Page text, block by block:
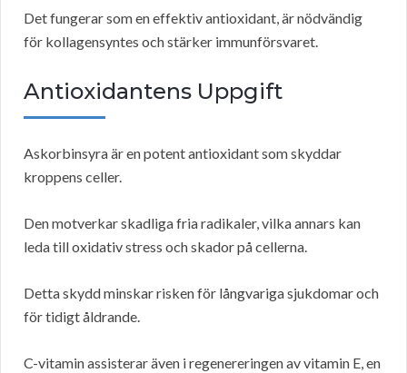
Det fungerar som en effektiv antioxidant, är nödvändig
för kollagensyntes och stärker immunförsvaret.
Antioxidantens Uppgift
Askorbinsyra är en potent antioxidant som skyddar
kroppens celler.
Den motverkar skadliga fria radikaler, vilka annars kan
leda till oxidativ stress och skador på cellerna.
Detta skydd minskar risken för långvariga sjukdomar och
för tidigt åldrande.
C-vitamin assisterar även i regenereringen av vitamin E, en